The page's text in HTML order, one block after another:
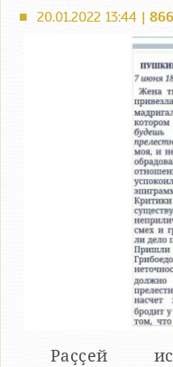
■ 20.01.2022 13:44 |
Раҫҫей